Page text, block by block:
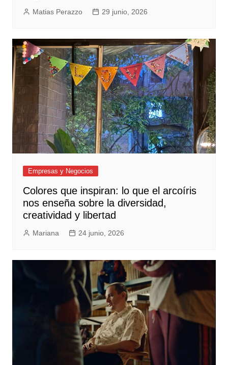
Matias Perazzo 29 junio, 2026
Empresas y Negocios
Colores que inspiran: lo que el arcoíris
nos enseña sobre la diversidad,
creatividad y libertad
Mariana 24 junio, 2026